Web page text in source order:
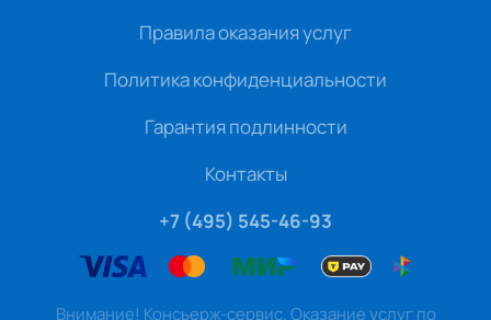
Правила оказания услуг
Политика конфиденциальности
Гарантия подлинности
Контакты
+7 (495) 545-46-93
Внимание! Консьерж-сервис. Оказание услуг по